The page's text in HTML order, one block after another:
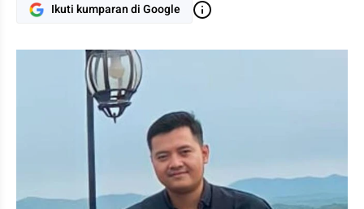
Ikuti kumparan di Google